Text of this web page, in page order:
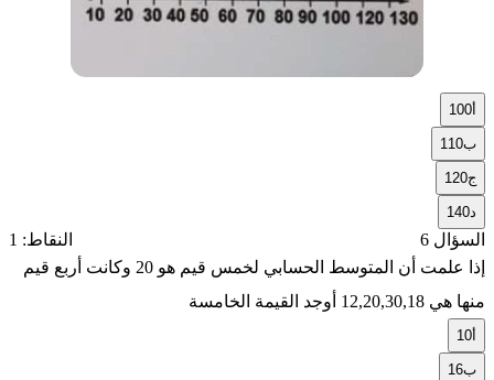
100
ب110
ج120
140
السؤال 6
النقاط: 1
إذا علمت أن المتوسط الحسابي لخمس قيم هو 20 وكانت أربع قيم
منها هي 12,20,30,18 أوجد القيمة الخامسة
10
ب16